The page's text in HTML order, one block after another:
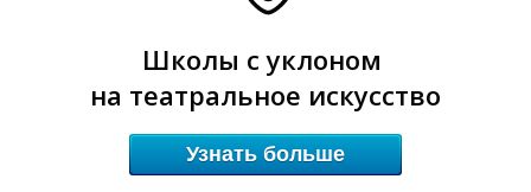
Школы с уклоном
на театральное искусство
Узнать больше